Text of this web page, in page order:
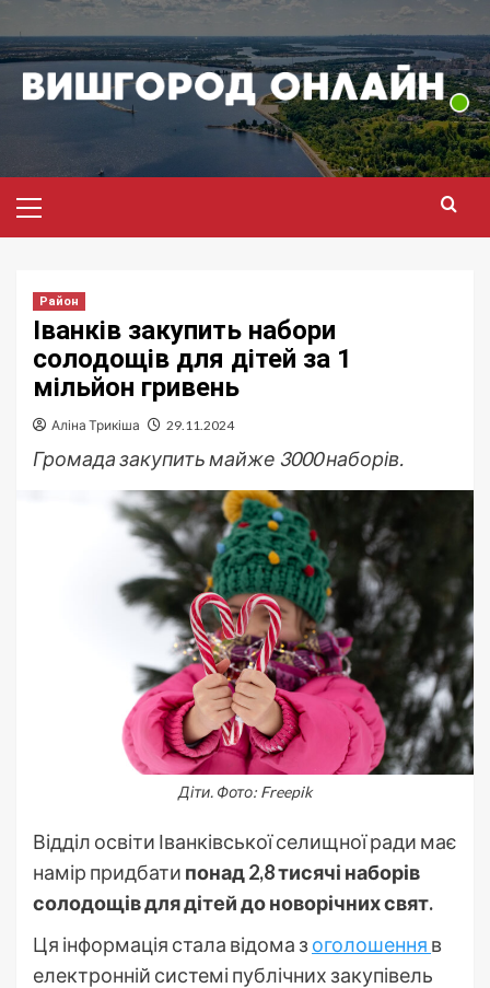
до
вмісту
меню
Район
Іванків закупить набори
солодощів для дітей за 1
мільйон гривень
Аліна Трикіша 29.11.2024
Громада закупить майже 3000 наборів.
Діти. Фото: Freepik
Відділ освіти Іванківської селищної ради має
намір придбати понад 2,8 тисячі наборів
солодощів для дітей до новорічних свят.
Ця інформація стала відома з оголошення в
електронній системі публічних закупівель